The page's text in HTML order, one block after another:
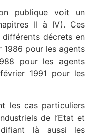
publique voit un
II à IV). Ces
décrets en
1986 pour les agents
pour les agents
1991 pour les
les cas particuliers
de l’Etat et
là aussi les